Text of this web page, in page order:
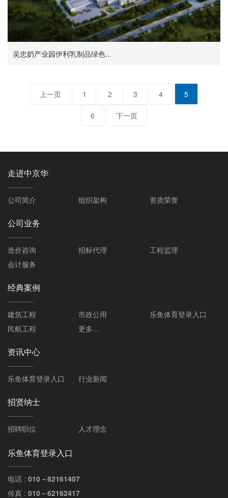
吴忠奶产业园伊利乳制品绿色...
上一页 1 2 3 4 5
6 下一页
走进中京华
公司简介 组织架构 资质荣誉
公司业务
造价咨询 招标代理
工程监理
会计服务
经典案例
建筑工程 市政公用
乐鱼体育登录入口
民航工程
更多...
资讯中心
乐鱼体育登录入口 行业新闻
招贤纳士
招聘职位 人才理念
乐鱼体育登录入口
电话 : 010－62161407
传真 : 010－62162417